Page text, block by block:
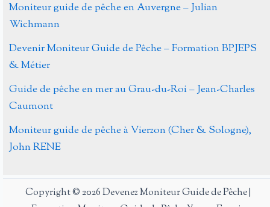
carnassiers
en
Nouvelle
Aquitaine
Moniteur guide de pêche en Auvergne – Julian
Wichmann
Devenir Moniteur Guide de Pêche – Formation BPJEPS
& Métier
Guide de pêche en mer au Grau-du-Roi – Jean-Charles
Caumont
Moniteur guide de pêche à Vierzon (Cher & Sologne),
John RENE
Copyright © 2026 Devenez Moniteur Guide de Pêche |